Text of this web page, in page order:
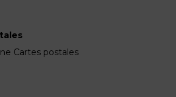
Cartes postales